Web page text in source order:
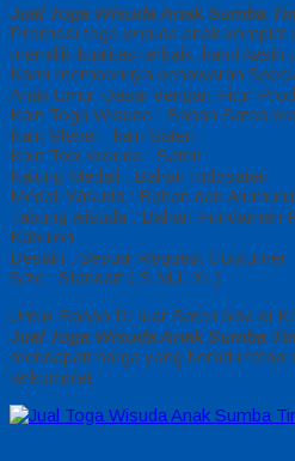
Jual Toga Wisuda Anak Sumba
Promosi toga wisuda anak komplet
memiliki kualitas terbaik, kami kasih
Kami memberinya penawaran
Anak Umur Dasar dengan Fitur
Kain Toga Wisuda : Bahan Saten
Kain Sleber : kain Saten
Kain Topi wisuda : Saten
Kalung Medali : Bahan Indosaten
Medali Wisuda : Bahan dari
Tabung wisuda : Bahan Fundamen
Kabulon
Desain : Sesuai Request Costumer
Size : Standart ( S,M,L,XL)
Untuk Bahan DI luar Saten bisa di
Jual Toga Wisuda Anak Sumba
mendapati harga yang beradu
terkomplet.